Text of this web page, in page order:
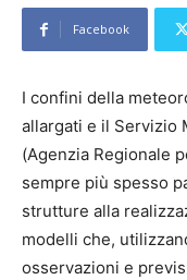
Facebook
I confini della
allargati e il Servizio
(Agenzia Regionale
sempre più spesso
strutture alla
modelli che,
osservazioni e